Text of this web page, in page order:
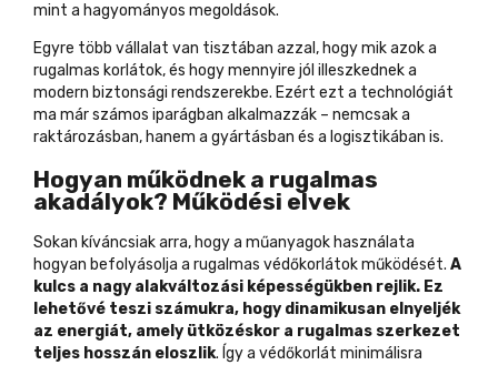
mint a hagyományos megoldások.
Egyre több vállalat van tisztában azzal, hogy mik azok a
rugalmas korlátok, és hogy mennyire jól illeszkednek a
modern biztonsági rendszerekbe. Ezért ezt a technológiát
ma már számos iparágban alkalmazzák – nemcsak a
raktározásban, hanem a gyártásban és a logisztikában is.
Hogyan működnek a rugalmas
akadályok? Működési elvek
Sokan kíváncsiak arra, hogy a műanyagok használata
hogyan befolyásolja a rugalmas védőkorlátok működését. A
kulcs a nagy alakváltozási képességükben rejlik. Ez
lehetővé teszi számukra, hogy dinamikusan elnyeljék
az energiát, amely ütközéskor a rugalmas szerkezet
teljes hosszán eloszlik. Így a védőkorlát minimálisra